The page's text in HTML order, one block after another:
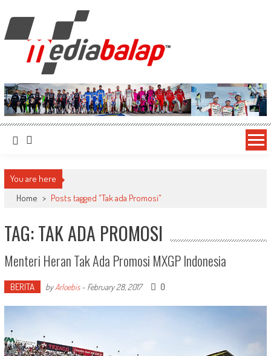
MediaBalap.com | Informasi Balap
Terupdate
Seputar MotoGP GP2 GP3 F2 F3 SERI ASIA LMP2 F1 dll
You are here
Home > Posts tagged "Tak ada Promosi"
TAG: TAK ADA PROMOSI
Menteri Heran Tak Ada Promosi MXGP Indonesia
BERITA byArloebis- February 28, 2017 0